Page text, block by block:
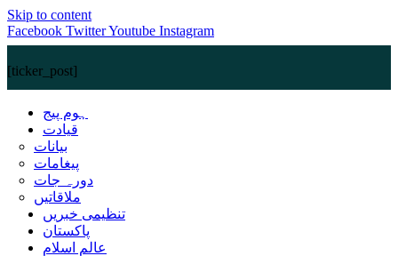
Skip to content
Facebook TwitterYoutube Instagram
[ticker_post]
ہوم پیج
قیادت
بیانات
پیغامات
دورہ جات
ملاقاتیں
تنظیمی خبریں
پاکستان
عالم اسلام